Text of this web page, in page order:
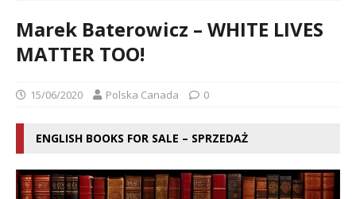
Marek Baterowicz – WHITE LIVES
MATTER TOO!
15/06/2020 Polska Canada 0
ENGLISH BOOKS FOR SALE – SPRZEDAŻ